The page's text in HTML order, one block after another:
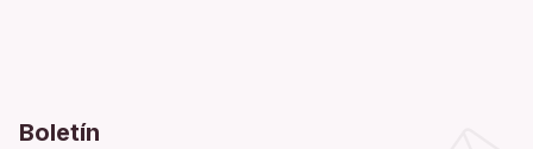
Boletín